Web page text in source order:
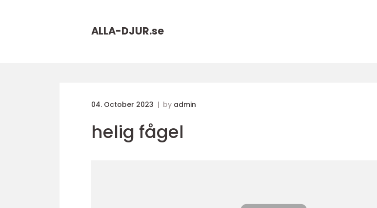
ALLA-DJUR.se
04. October 2023 by admin
helig fågel